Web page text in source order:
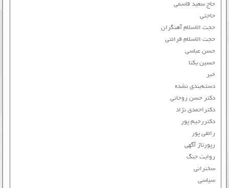
حاج سعید قاسمی
حاجتی
حجت الاسلام آهنگران
حجت الاسلام قرائتی
حسن عباسی
حسین یکتا
خبر
دسته‌بندی نشده
دکتر حسن روحانی
دکتراحمدی نژاد
دکتررحیم پور
رائفی پور
رپورتاژ آگهی
روایت جنگ
سخنرانی
سیاسی